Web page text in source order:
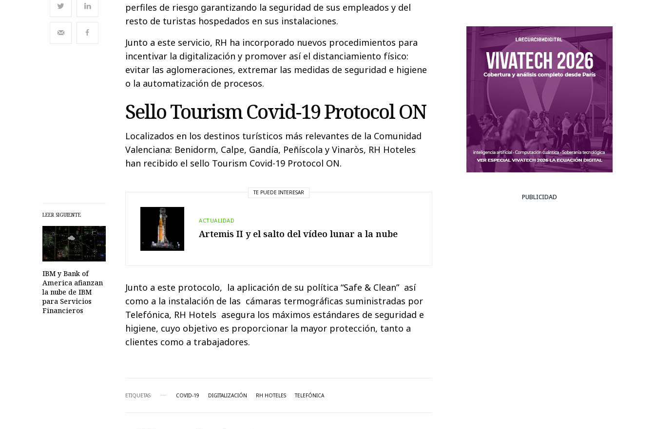
LEER SIGUIENTE
IBM y Bank of
America afianzan
la nube de IBM
para Servicios
Financieros
perfiles de riesgo garantizando la seguridad de sus empleados y del
resto de turistas hospedados en sus instalaciones.
Junto a este servicio, RH ha incorporado nuevos procedimientos para
incentivar la digitalización y promover así el distanciamiento físico:
evitar las aglomeraciones, extremar las medidas de seguridad e higiene
o la automatización de procesos.
Sello Tourism Covid-19 Protocol ON
Localizados en los destinos turísticos más relevantes de la Comunidad
Valenciana: Benidorm, Calpe, Gandía, Peñíscola y Vinaròs, RH Hoteles
han recibido el sello Tourism Covid-19 Protocol ON.
TE PUEDE INTERESAR
ACTUALIDAD
Artemis II y el salto del vídeo lunar a la nube
Junto a este protocolo, la aplicación de su política “Safe & Clean” así
como a la instalación de las cámaras termográficas suministradas por
Telefónica, RH Hotels asegura los máximos estándares de seguridad e
higiene, cuyo objetivo es proporcionar la mayor protección, tanto a
clientes como a trabajadores.
ETIQUETAS COVID-19 DIGITALIZACIÓN RH HOTELES TELEFÓNICA
PUBLICIDAD